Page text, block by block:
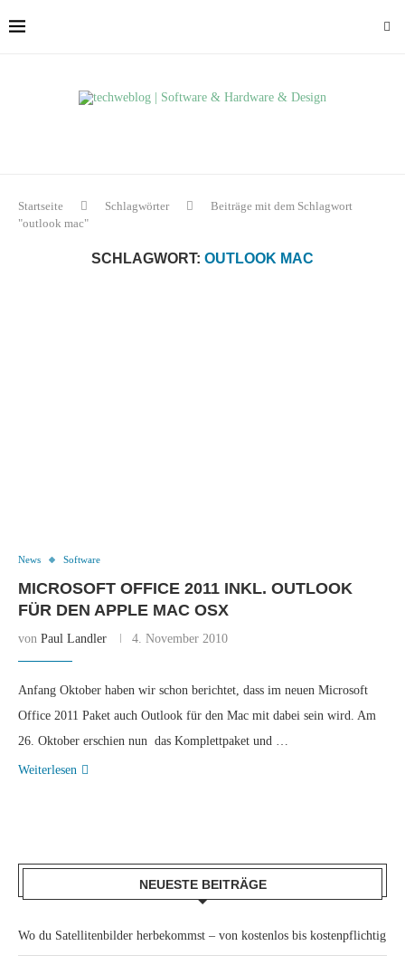
Startseite Schlagwörter
Beiträge mit dem Schlagwort
"outlook mac"
SCHLAGWORT: OUTLOOK MAC
News Software
MICROSOFT OFFICE 2011 INKL. OUTLOOK
FÜR DEN APPLE MAC OSX
von Paul Landler 4. November 2010
Anfang Oktober haben wir schon berichtet, dass im neuen Microsoft
Office 2011 Paket auch Outlook für den Mac mit dabei sein wird. Am
26. Oktober erschien nun das Komplettpaket und …
Weiterlesen
NEUESTE BEITRÄGE
Wo du Satellitenbilder herbekommst – von kostenlos bis kostenpflichtig